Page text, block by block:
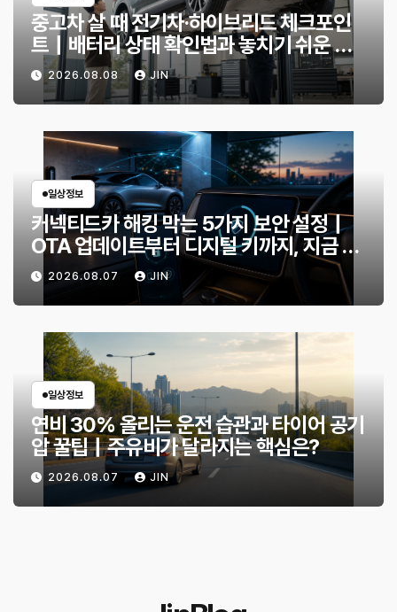
중고차 살 때 전기차·하이브리드 체크포인
트｜배터리 상태 확인법과 놓치기 쉬운 위
험 신호
2026.08.08 JIN
일상정보
커넥티드카 해킹 막는 5가지 보안 설정｜
OTA 업데이트부터 디지털 키까지, 지금 확
인할 것은?
2026.08.07 JIN
일상정보
연비 30% 올리는 운전 습관과 타이어 공기
압 꿀팁｜주유비가 달라지는 핵심은?
2026.08.07 JIN